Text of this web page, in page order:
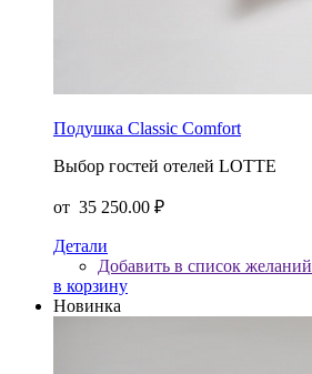
Подушка Classic Comfort
Выбор гостей отелей LOTTE
от 35 250.00 ₽
Детали
Добавить в список желаний
в корзину
Новинка